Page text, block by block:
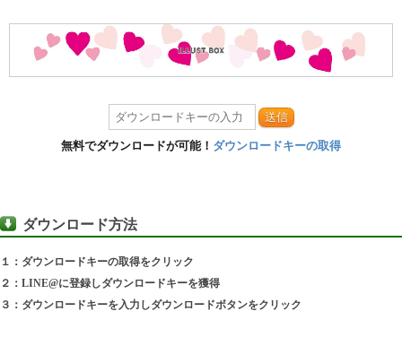
送信
無料でダウンロードが可能！ ダウンロードキーの取得
ダウンロード方法
１：ダウンロードキーの取得をクリック
２：LINE@に登録しダウンロードキーを獲得
３：ダウンロードキーを入力しダウンロードボタンをクリック